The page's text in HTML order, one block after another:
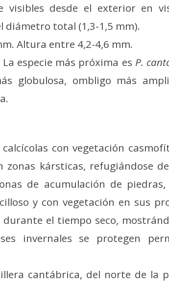
visibles desde el exterior en
total (1,3-1,5 mm).
Altura entre 4,2-4,6 mm.
La especie más próxima es P.
globulosa, ombligo más
con vegetación
kársticas, refugiándose
de acumulación de
y con vegetación en sus
el tiempo seco,
invernales se protegen
cantábrica, del norte de la